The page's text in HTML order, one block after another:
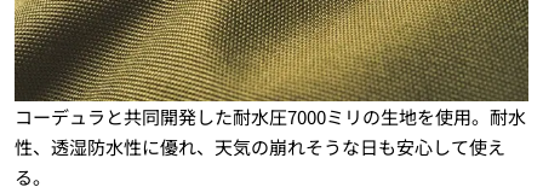
コーデュラと共同開発した耐水圧7000ミリの生地を使用。耐水
性、透湿防水性に優れ、天気の崩れそうな日も安心して使え
る。